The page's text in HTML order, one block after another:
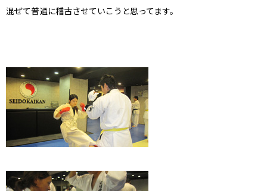
混ぜて普通に稽古させていこうと思ってます。